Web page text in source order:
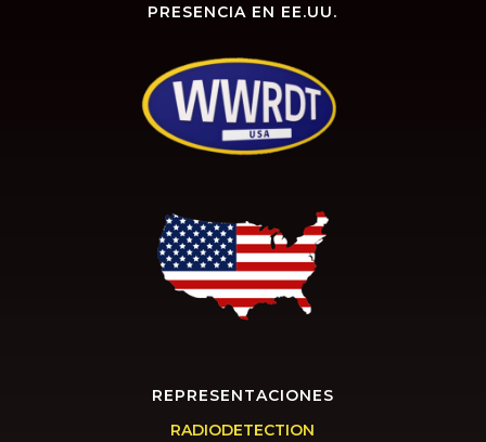
PRESENCIA EN EE.UU.
REPRESENTACIONES
RADIODETECTION